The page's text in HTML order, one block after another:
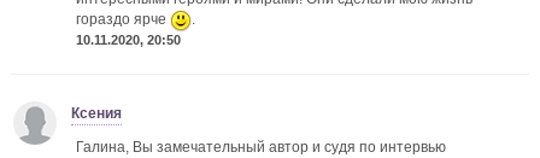
гораздо ярче
.
10.11.2020, 20:50
Ксения
Галина, Вы замечательный автор и судя по интервью